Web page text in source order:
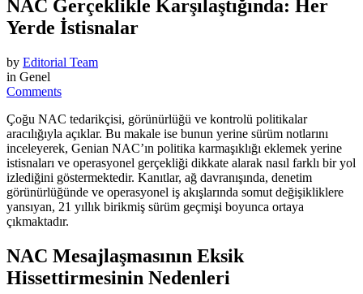
NAC Gerçeklikle Karşılaştığında: Her
Yerde İstisnalar
by Editorial Team
in Genel
Comments
Çoğu NAC tedarikçisi, görünürlüğü ve kontrolü politikalar
aracılığıyla açıklar. Bu makale ise bunun yerine sürüm notlarını
inceleyerek, Genian NAC’ın politika karmaşıklığı eklemek yerine
istisnaları ve operasyonel gerçekliği dikkate alarak nasıl farklı bir yol
izlediğini göstermektedir. Kanıtlar, ağ davranışında, denetim
görünürlüğünde ve operasyonel iş akışlarında somut değişikliklere
yansıyan, 21 yıllık birikmiş sürüm geçmişi boyunca ortaya
çıkmaktadır.
NAC Mesajlaşmasının Eksik
Hissettirmesinin Nedenleri